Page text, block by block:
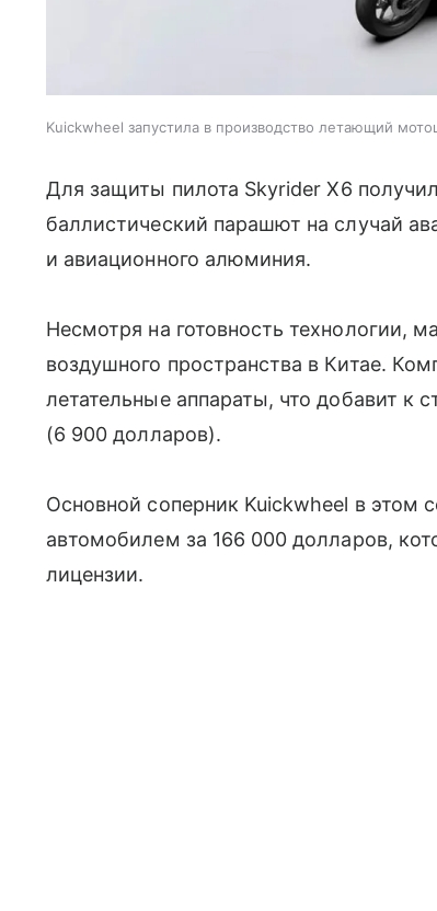
Kuickwheel запустила в производство летающий
Для защиты пилота Skyrider X6
баллистический парашют на случай
и авиационного алюминия.
Несмотря на готовность технологии,
воздушного пространства в Китае.
летательные аппараты, что добавит
(6 900 долларов).
Основной соперник Kuickwheel в
автомобилем за 166 000 долларов,
лицензии.